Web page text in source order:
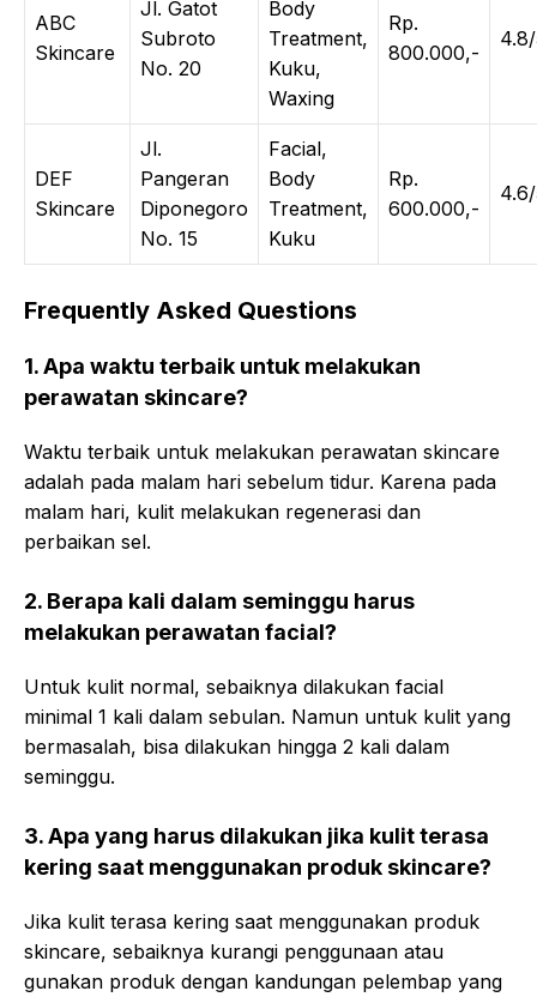
ABC
Skincare
Jl. Gatot
Subroto
No. 20
Body
Treatment,
Kuku,
Waxing
Rp.
800.000,-
DEF
Skincare
Jl.
Pangeran
Diponegoro
No. 15
Facial,
Body
Treatment,
Kuku
Rp.
600.000,-
Frequently Asked Questions
1. Apa waktu terbaik untuk melakukan
perawatan skincare?
Waktu terbaik untuk melakukan perawatan skincare
adalah pada malam hari sebelum tidur. Karena pada
malam hari, kulit melakukan regenerasi dan
perbaikan sel.
2. Berapa kali dalam seminggu harus
melakukan perawatan facial?
Untuk kulit normal, sebaiknya dilakukan facial
minimal 1 kali dalam sebulan. Namun untuk kulit yang
bermasalah, bisa dilakukan hingga 2 kali dalam
seminggu.
3. Apa yang harus dilakukan jika kulit terasa
kering saat menggunakan produk skincare?
Jika kulit terasa kering saat menggunakan produk
skincare, sebaiknya kurangi penggunaan atau
gunakan produk dengan kandungan pelembap yang